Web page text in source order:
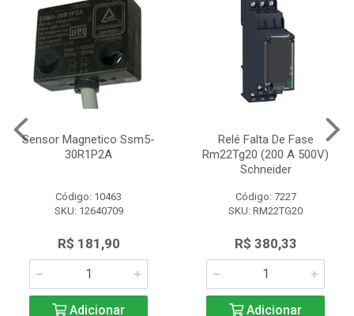
Sensor Magnetico Ssm5-
30R1P2A
Código: 10463
SKU: 12640709
R$ 181,90
Adicionar
Relé Falta De Fase
Rm22Tg20 (200 A 500V)
Schneider
Código: 7227
SKU: RM22TG20
R$ 380,33
Adicionar